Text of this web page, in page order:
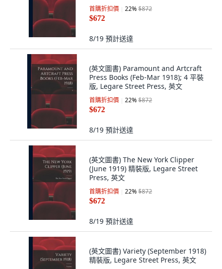
首購折扣價 22%$872
$672
8/19 預計送達
(英文圖書) Paramount and Artcraft
Press Books (Feb-Mar 1918); 4 平裝
版, Legare Street Press, 英文
首購折扣價 22%$872
$672
8/19 預計送達
(英文圖書) The New York Clipper
(June 1919) 精裝版, Legare Street
Press, 英文
首購折扣價 22%$872
$672
8/19 預計送達
(英文圖書) Variety (September 1918)
精裝版, Legare Street Press, 英文